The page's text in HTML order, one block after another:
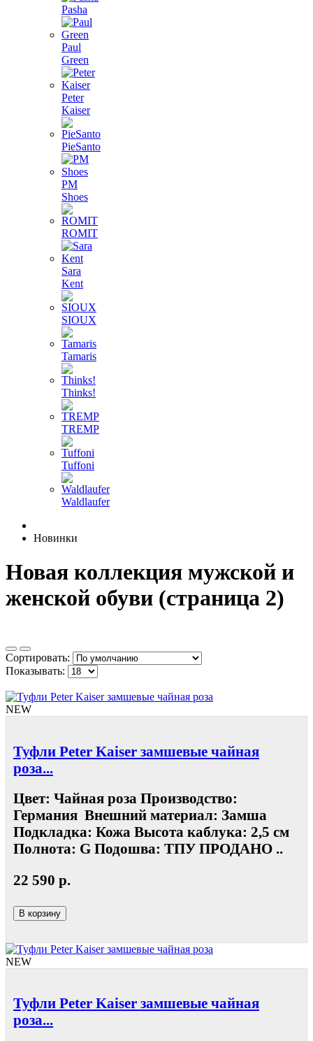
Pasha
Paul
Green
Peter
Kaiser
PieSanto
PM
Shoes
ROMIT
Sara
Kent
SIOUX
Tamaris
Thinks!
TREMP
Tuffoni
Waldlaufer
Новинки
Новая коллекция мужской и
женской обуви (страница 2)
Сортировать:
Показывать:
NEW
Туфли Peter Kaiser замшевые чайная
роза...
Цвет: Чайная роза Производство:
Германия Внешний материал: Замша
Подкладка: Кожа Высота каблука: 2,5 см
Полнота: G Подошва: ТПУ ПРОДАНО ..
22 590 р.
В корзину
NEW
Туфли Peter Kaiser замшевые чайная
роза...